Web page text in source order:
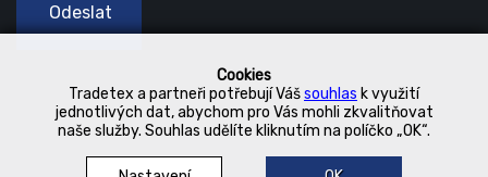
Cookies
Tradetex a partneři potřebují Vášsouhlas k využití
jednotlivých dat, abychom pro Vás mohli zkvalitňovat
naše služby. Souhlas udělíte kliknutím na políčko „OK“.
Odeslat